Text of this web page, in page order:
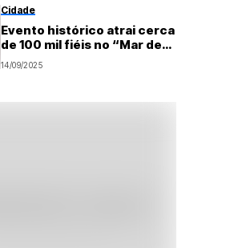
Cidade
Evento histórico atrai cerca
de 100 mil fiéis no “Mar de
fé” em Extremoz
14/09/2025